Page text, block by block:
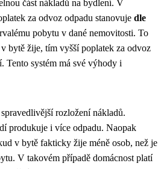
část nákladů na bydlení. V
za odvoz odpadu stanovuje dle
pobytu v dané nemovitosti. To
bytě žije, tím vyšší poplatek za odvoz
Tento systém má své výhody i
rozložení nákladů.
produkuje i více odpadu. Naopak
v bytě fakticky žije méně osob, než je
V takovém případě domácnost platí